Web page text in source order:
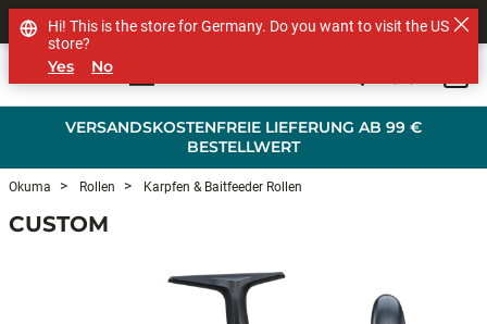
VERSANDSKOSTENFREIE LIEFERUNG AB 99 €
BESTELLWERT
SHOP OTHER BRANDS
Okuma Rollen Karpfen & Baitfeeder Rollen
CUSTOM
Hi! This is the store for Germany. Do you want to visit the US
store?
Yes No